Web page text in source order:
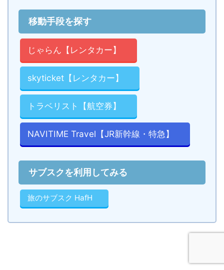
移動手段を探す
じゃらん【レンタカー】
skyticket【レンタカー】
トラベリスト【航空券】
NAVITIME Travel【JR新幹線・特急】
サブスクを利用してみる
旅のサブスク HafH